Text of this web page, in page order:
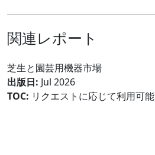
関連レポート
芝生と園芸用機器市場
出版日: Jul 2026
TOC: リクエストに応じて利用可能